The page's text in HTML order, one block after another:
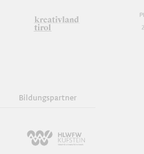
Bildungspartner